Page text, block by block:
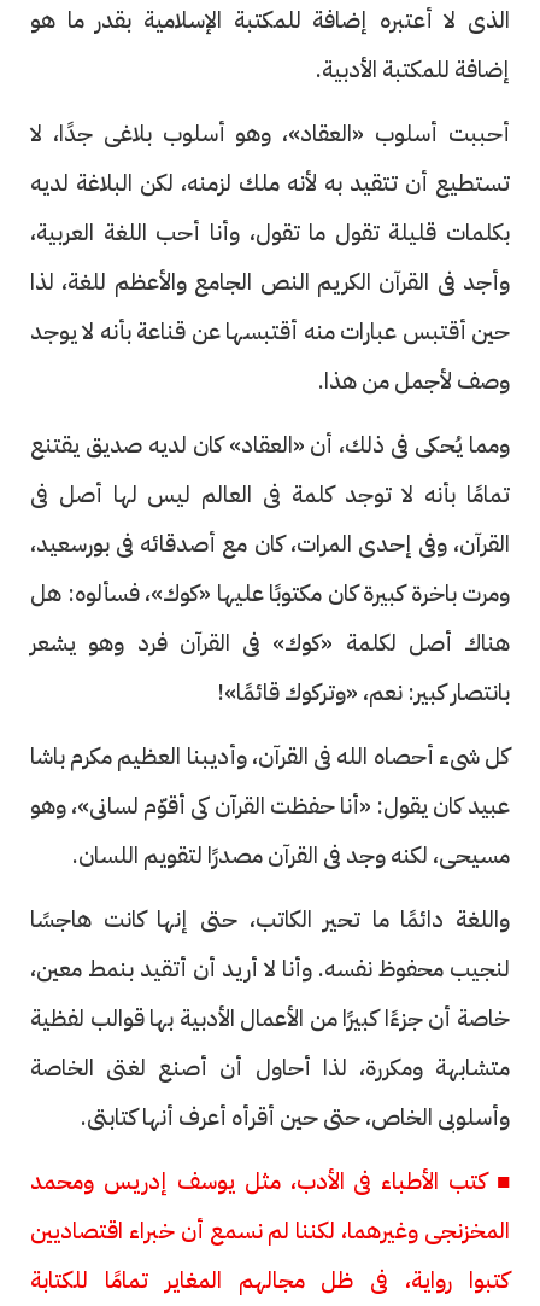
الذى لا أعتبره إضافة للمكتبة الإسلامية بقدر ما هو
إضافة للمكتبة الأدبية.
أحببت أسلوب «العقاد»، وهو أسلوب بلاغى جدًا، لا
تستطيع أن تتقيد به لأنه ملك لزمنه، لكن البلاغة لديه
بكلمات قليلة تقول ما تقول، وأنا أحب اللغة العربية،
وأجد فى القرآن الكريم النص الجامع والأعظم للغة، لذا
حين أقتبس عبارات منه أقتبسها عن قناعة بأنه لا يوجد
وصف لأجمل من هذا.
ومما يُحكى فى ذلك، أن «العقاد» كان لديه صديق يقتنع
تمامًا بأنه لا توجد كلمة فى العالم ليس لها أصل فى
القرآن، وفى إحدى المرات، كان مع أصدقائه فى بورسعيد،
ومرت باخرة كبيرة كان مكتوبًا عليها «كوك»، فسألوه: هل
هناك أصل لكلمة «كوك» فى القرآن فرد وهو يشعر
بانتصار كبير: نعم، «وتركوك قائمًا»!
كل شىء أحصاه الله فى القرآن، وأديبنا العظيم مكرم باشا
عبيد كان يقول: «أنا حفظت القرآن كى أقوّم لسانى»، وهو
مسيحى، لكنه وجد فى القرآن مصدرًا لتقويم اللسان.
واللغة دائمًا ما تحير الكاتب، حتى إنها كانت هاجسًا
لنجيب محفوظ نفسه. وأنا لا أريد أن أتقيد بنمط معين،
خاصة أن جزءًا كبيرًا من الأعمال الأدبية بها قوالب لفظية
متشابهة ومكررة، لذا أحاول أن أصنع لغتى الخاصة
وأسلوبى الخاص، حتى حين أقرأه أعرف أنها كتابتى.
■ كتب الأطباء فى الأدب، مثل يوسف إدريس ومحمد
المخزنجى وغيرهما، لكننا لم نسمع أن خبراء اقتصاديين
كتبوا رواية، فى ظل مجالهم المغاير تمامًا للكتابة